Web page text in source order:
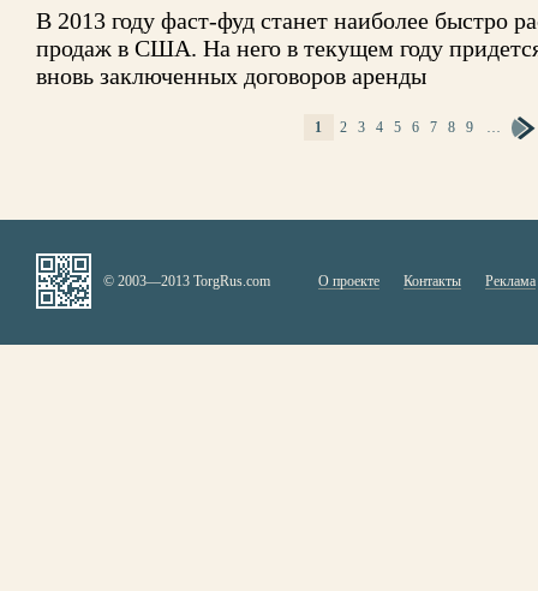
В 2013 году фаст-фуд станет наиболее быстро
продаж в США. На него в текущем году
вновь заключенных договоров аренды
1 2 3 4 5 6 7 8 9 …
© 2003—2013 TorgRus.com О проекте Контакты Реклама